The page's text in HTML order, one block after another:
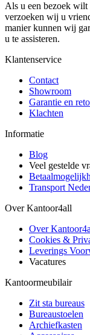
Als u een bezoek wilt
verzoeken wij u
manier kunnen wij
u te assisteren.
Klantenservice
Contact
Showroom
Garantie en
Klachten
Informatie
Blog
Veel gestelde
Transport
Over Kantoor4all
Over
Cookies &
Leverings
Vacatures
Kantoormeubilair
Zit sta bureaus
Bureaustoelen
Archiefkasten